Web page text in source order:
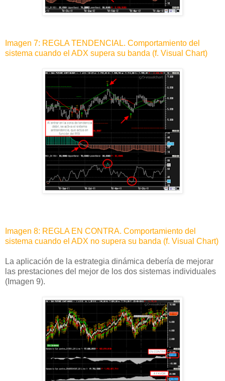
Imagen 7: REGLA TENDENCIAL. Comportamiento del
sistema cuando el ADX supera su banda (f. Visual Chart)
Imagen 8: REGLA EN CONTRA. Comportamiento del
sistema cuando el ADX no supera su banda (f. Visual Chart)
La aplicación de la estrategia dinámica debería de mejorar
las prestaciones del mejor de los dos sistemas individuales
(Imagen 9).